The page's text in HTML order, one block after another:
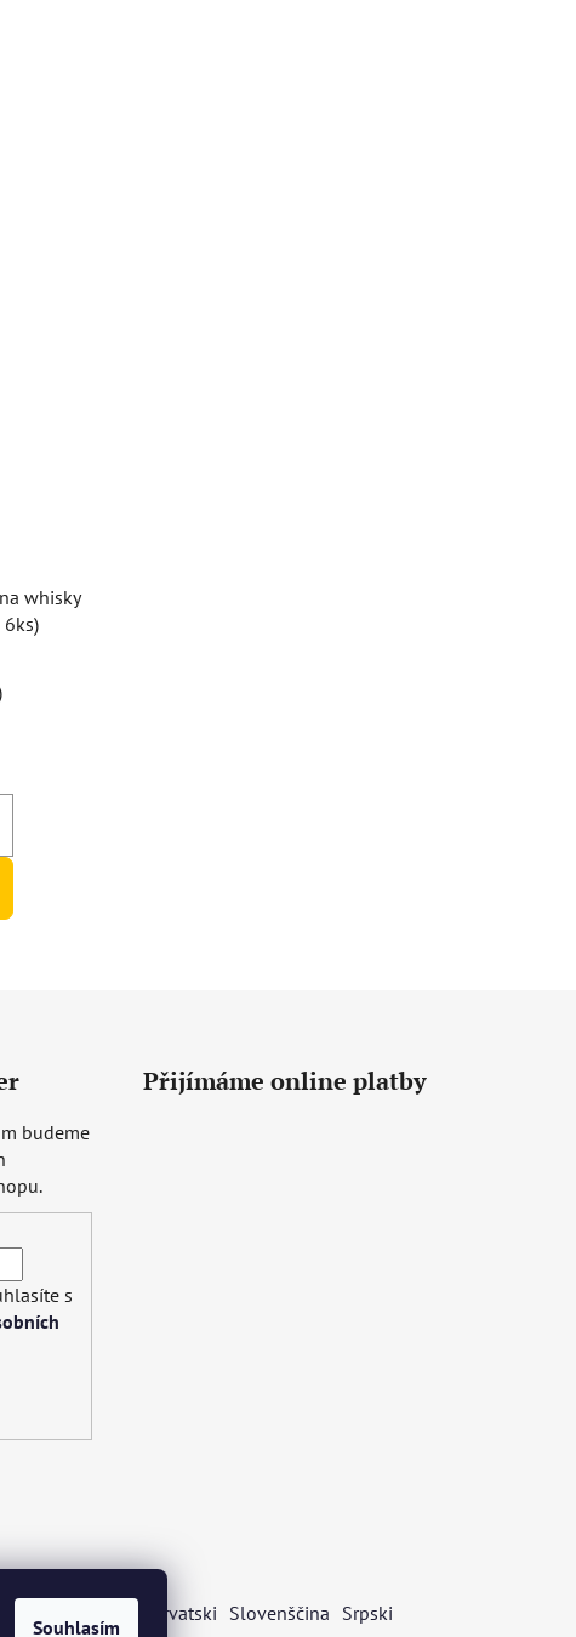
Souhlasím
whisky
budeme
s
Přijímáme online platby
Hrvatski Slovenščina Srpski